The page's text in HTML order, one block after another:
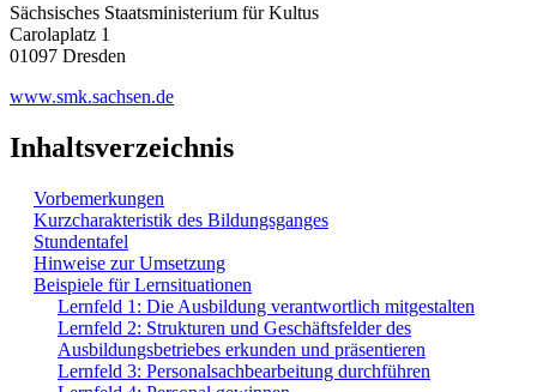
Sächsisches Staatsministerium für Kultus
Carolaplatz 1
01097 Dresden
www.smk.sachsen.de
Inhaltsverzeichnis
Vorbemerkungen
Kurzcharakteristik des Bildungsganges
Stundentafel
Hinweise zur Umsetzung
Beispiele für Lernsituationen
Lernfeld 1: Die Ausbildung verantwortlich mitgestalten
Lernfeld 2: Strukturen und Geschäftsfelder des
Ausbildungsbetriebes erkunden und präsentieren
Lernfeld 3: Personalsachbearbeitung durchführen